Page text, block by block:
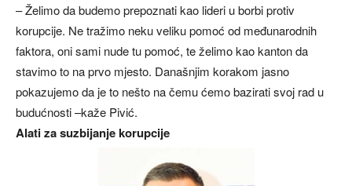
– Želimo da budemo prepoznati kao lideri u borbi protiv
korupcije. Ne tražimo neku veliku pomoć od međunarodnih
faktora, oni sami nude tu pomoć, te želimo kao kanton da
stavimo to na prvo mjesto. Današnjim korakom jasno
pokazujemo da je to nešto na čemu ćemo bazirati svoj rad u
budućnosti –kaže Pivić.
Alati za suzbijanje korupcije